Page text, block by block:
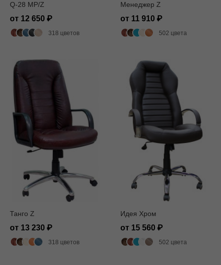
Q-28 MP/Z
от 12 650
318 цветов
Менеджер Z
от 11 910
502 цвета
Танго Z
от 13 230
318 цветов
Идея Хром
от 15 560
502 цвета